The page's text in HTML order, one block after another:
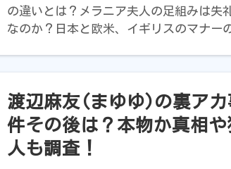
の違いとは？メラニア夫人の足組みは失
なのか？日本と欧米、イギリスのマナー
渡辺麻友(まゆゆ)の裏アカ
件その後は？本物か真相や
人も調査！